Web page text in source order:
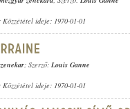
Közzététel ideje: 1970-01-01
; Szerző: Louis Ganne
Közzététel ideje: 1970-01-01